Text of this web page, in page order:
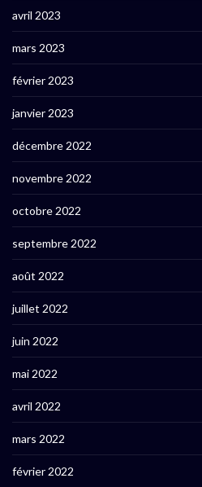
avril 2023
mars 2023
février 2023
janvier 2023
décembre 2022
novembre 2022
octobre 2022
septembre 2022
août 2022
juillet 2022
juin 2022
mai 2022
avril 2022
mars 2022
février 2022